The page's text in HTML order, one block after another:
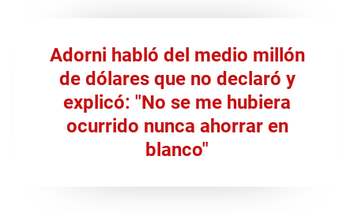
Adorni habló del medio millón
de dólares que no declaró y
explicó: "No se me hubiera
ocurrido nunca ahorrar en
blanco"